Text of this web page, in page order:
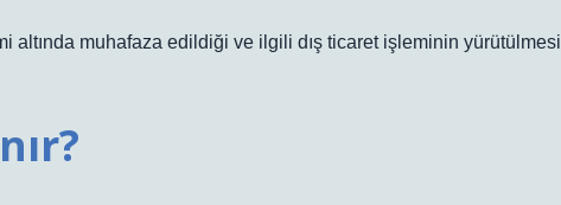
altında muhafaza edildiği ve ilgili dış ticaret işleminin yürütülmesi